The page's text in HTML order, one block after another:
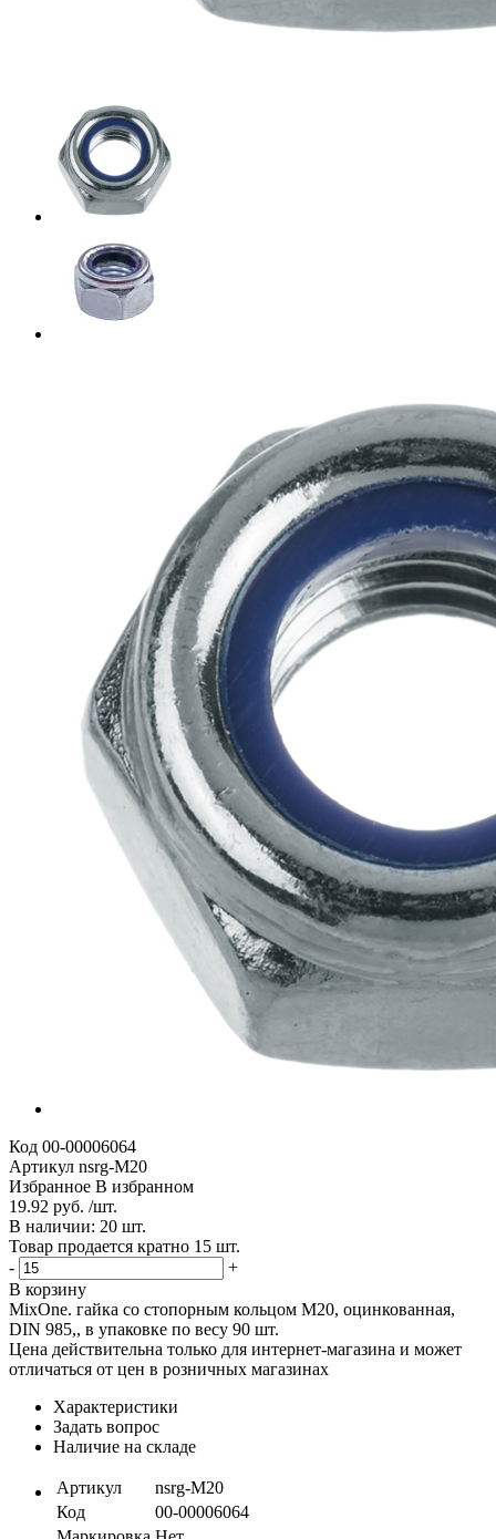
Код 00-00006064
Артикул nsrg-М20
Избранное В избранном
19.92 руб. /шт.
В наличии: 20 шт.
Товар продается кратно 15 шт.
-
+
В корзину
MixOne. гайка со стопорным кольцом М20, оцинкованная,
DIN 985,, в упаковке по весу 90 шт.
Цена действительна только для интернет-магазина и может
отличаться от цен в розничных магазинах
Характеристики
Задать вопрос
Наличие на складе
Артикул
nsrg-М20
Код
00-00006064